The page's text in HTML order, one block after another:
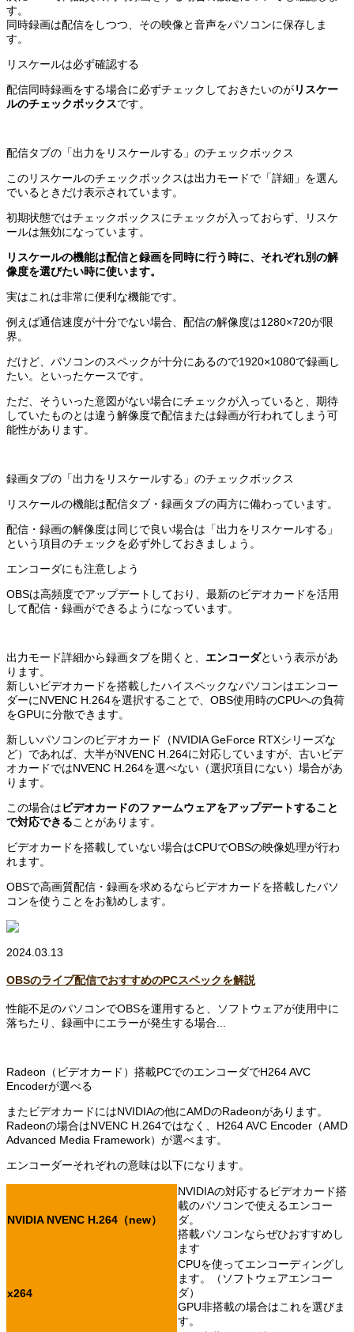
す。
同時録画は配信をしつつ、その映像と音声をパソコンに保存しま
す。
リスケールは必ず確認する
配信同時録画をする場合に必ずチェックしておきたいのがリスケー
ルのチェックボックスです。
配信タブの「出力をリスケールする」のチェックボックス
このリスケールのチェックボックスは出力モードで「詳細」を選ん
でいるときだけ表示されています。
初期状態ではチェックボックスにチェックが入っておらず、リスケ
ールは無効になっています。
リスケールの機能は配信と録画を同時に行う時に、それぞれ別の解
像度を選びたい時に使います。
実はこれは非常に便利な機能です。
例えば通信速度が十分でない場合、配信の解像度は1280×720が限
界。
だけど、パソコンのスペックが十分にあるので1920×1080で録画し
たい。といったケースです。
ただ、そういった意図がない場合にチェックが入っていると、期待
していたものとは違う解像度で配信または録画が行われてしまう可
能性があります。
録画タブの「出力をリスケールする」のチェックボックス
リスケールの機能は配信タブ・録画タブの両方に備わっています。
配信・録画の解像度は同じで良い場合は「出力をリスケールする」
という項目のチェックを必ず外しておきましょう。
エンコーダにも注意しよう
OBSは高頻度でアップデートしており、最新のビデオカードを活用
して配信・録画ができるようになっています。
出力モード詳細から録画タブを開くと、 エンコーダという表示があ
ります。
新しいビデオカードを搭載したハイスペックなパソコンはエンコー
ダーにNVENC H.264を選択することで、OBS使用時のCPUへの負荷
をGPUに分散できます。
新しいパソコンのビデオカード（NVIDIA GeForce RTXシリーズな
ど）であれば、大半がNVENC H.264に対応していますが、古いビデ
オカードではNVENC H.264を選べない（選択項目にない）場合があ
ります。
この場合はビデオカードのファームウェアをアップデートすること
で対応できることがあります。
ビデオカードを搭載していない場合はCPUでOBSの映像処理が行わ
れます。
OBSで高画質配信・録画を求めるならビデオカードを搭載したパソ
コンを使うことをお勧めします。
2024.03.13
OBSのライブ配信でおすすめのPCスペックを解説
性能不足のパソコンでOBSを運用すると、ソフトウェアが使用中に
落ちたり、録画中にエラーが発生する場合...
Radeon（ビデオカード）搭載PCでのエンコーダでH264 AVC
Encoderが選べる
またビデオカードにはNVIDIAの他にAMDのRadeonがあります。
Radeonの場合はNVENC H.264ではなく、H264 AVC Encoder（AMD
Advanced Media Framework）が選べます。
エンコーダーそれぞれの意味は以下になります。
NVIDIA NVENC H.264（new）
NVIDIAの対応するビデオカード搭
載のパソコンで使えるエンコー
ダ。
搭載パソコンならぜひおすすめし
ます
x264
CPUを使ってエンコーディングし
ます。（ソフトウェアエンコー
ダ）
GPU非搭載の場合はこれを選びま
す。